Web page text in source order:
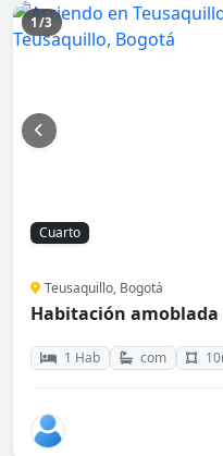
1/3
Cuarto
Teusaquillo, Bogotá
Habitación
1 Hab com